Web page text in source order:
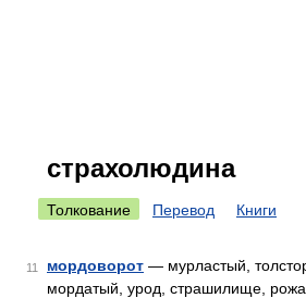
страхолюдина
Толкование Перевод Книги
11 мордоворот — мурластый,
мордатый, урод, страшилище,